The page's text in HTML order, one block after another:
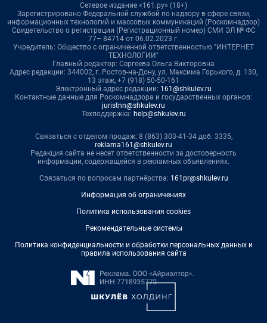
Сетевое издание «161.ру» (18+)
Зарегистрировано Федеральной службой по надзору в сфере связи,
информационных технологий и массовых коммуникаций (Роскомнадзор)
Свидетельство о регистрации (Регистрационный номер) СМИ ЭЛ № ФС
77– 84714 от 06.02.2023 г.
Учредитель: Общество с ограниченной ответственностью "ИНТЕРНЕТ
ТЕХНОЛОГИИ"
Главный редактор: Сергеева Ольга Викторовна
Адрес редакции: 344002, г. Ростов-на-Дону, ул. Максима Горького, д. 130,
13 этаж, +7 (918) 50-50-161
Электронный адрес редакции: 161@shkulev.ru
Контактные данные для Роскомнадзора и государственных органов:
juristnn@shkulev.ru
Техподдержка: help@shkulev.ru
Связаться с отделом продаж: 8 (863) 303-41-34 доб. 3335,
reklama161@shkulev.ru
Редакция сайта не несет ответственности за достоверность
информации, содержащейся в рекламных объявлениях.
Связаться по вопросам партнёрства: 161pr@shkulev.ru
Информация об ограничениях
Политика использования cookies
Рекомендательные системы
Политика конфиденциальности и обработки персональных данных и
правила использования сайта